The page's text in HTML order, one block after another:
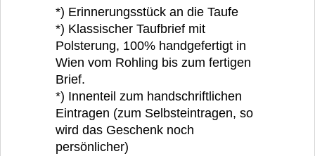
*) Erinnerungsstück an die Taufe
*) Klassischer Taufbrief mit
Polsterung, 100% handgefertigt in
Wien vom Rohling bis zum fertigen
Brief.
*) Innenteil zum handschriftlichen
Eintragen (zum Selbsteintragen, so
wird das Geschenk noch
persönlicher)